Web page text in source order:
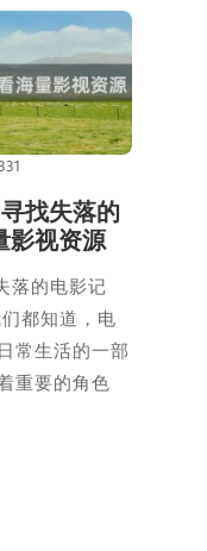
找失落的
影视资源
落的电影记
都知道，电
常生活的一部
重要的角色